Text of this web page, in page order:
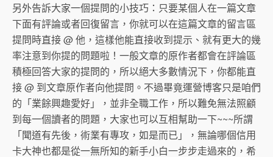
另外告訴大家一個提問的小技巧：只要某個人在一篇文章
下面有評論或者回復留言，你就可以在這篇文章的留言區
提問時直接 @ 他，這樣他能直接收到提示、就有更大的幾
率注意到你提的問題啦！一般文章的原作者都會在評論區
積極回答大家的提問的，所以絕大多數情況下，你都能直
接 @ 到文章原作者向他提問。不過畢竟運營博客只是咱們
的「業餘興趣愛好」，並非全職工作，所以難免無法照顧
到每一個讀者的問題，大家也可以互相幫助一下~~~所謂
「聞道有先後，術業有專攻，如是而已」，無論哪個信用
卡大神也都是從一無所知的新手小白一步步走過來的，希